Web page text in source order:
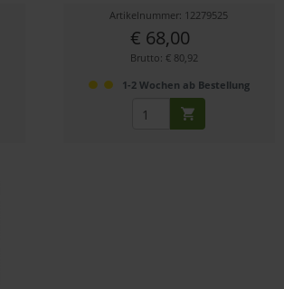
Artikelnummer: 12279525
€ 68,00
Brutto: € 80,92
1-2 Wochen ab Bestellung